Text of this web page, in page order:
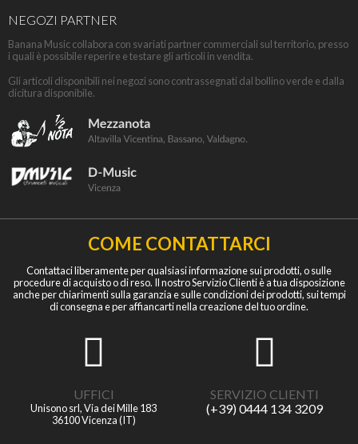
NEGOZI PARTNER
Banana Music collabora con svariati partner commerciali sul territorio, presso
i quali è possibile reperire e testare gli articoli in vendita.
Gli articoli disponibili nei negozi sono contrassegnati dal bollino verde e dalla
dicitura disponibile.
COME CONTATTARCI
Contattaci liberamente per qualsiasi informazione sui prodotti, o sulle
procedure di acquisto o di reso. Il nostro Servizio Clienti è a tua disposizione
anche per chiarimenti sulla garanzia e sulle condizioni dei prodotti, sui tempi
di consegna e per affiancarti nella creazione del tuo ordine.
UFFICI
Unisono srl, Via dei Mille 183
36100 Vicenza (IT)
SERVIZIO CLIENTI
(+39) 0444 134 3209